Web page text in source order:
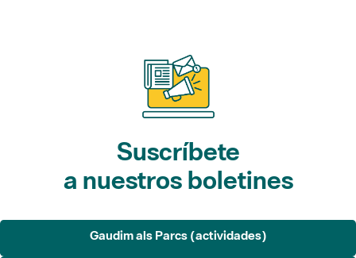
Suscríbete
a nuestros boletines
Gaudim als Parcs (actividades)